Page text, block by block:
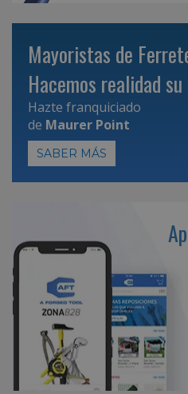
Mayoristas de
Hacemos realidad
Hazte franquiciado
de Maurer Point
SABER MÁS